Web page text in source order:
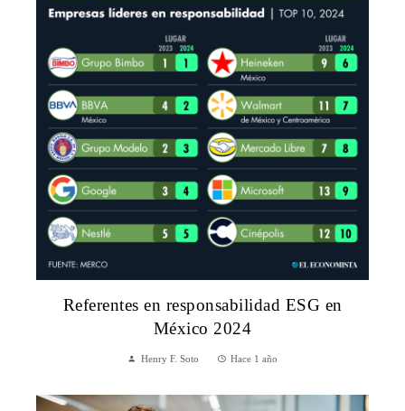
Referentes en responsabilidad ESG en
México 2024
Henry F. Soto Hace 1 año